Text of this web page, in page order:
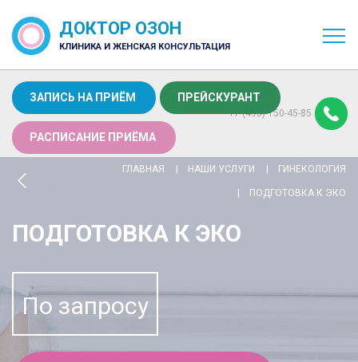
ДОКТОР ОЗОН
КЛИНИКА И ЖЕНСКАЯ КОНСУЛЬТАЦИЯ
ЗАПИСЬ НА ПРИЁМ
РАСПИСАНИЕ ПРИЁМА
ПРЕЙСКУРАНТ
+7 (495) 150-45-85
ГЛАВНАЯ НАШИ УСЛУГИ ГИНЕКОЛОГИЯ
ПОДГОТОВКА К ЭКО
ПОДГОТОВКА К ЭКО
По запросу